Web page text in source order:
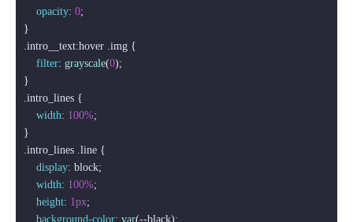
opacity: 0;
.intro__text:hover .img {
filter: grayscale(0);
.intro_lines {
width: 100%;
.intro_lines .line {
display: block;
width: 100%;
height: 1px;
background-color: var(--black);